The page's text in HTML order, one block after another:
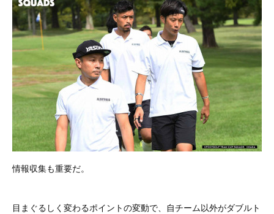
情報収集も重要だ。
目まぐるしく変わるポイントの変動で、自チーム以外がダブルト